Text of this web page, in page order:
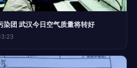
染团 武汉今日空气质量将转好